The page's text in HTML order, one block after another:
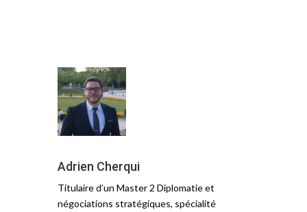
Adrien Cherqui
Titulaire d’un Master 2 Diplomatie et
négociations stratégiques, spécialité